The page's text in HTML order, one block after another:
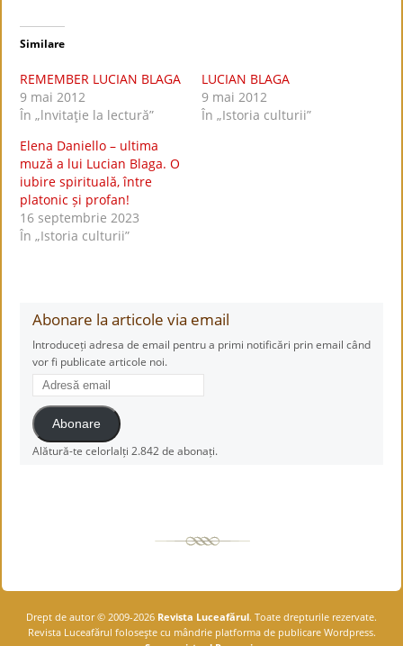
Similare
REMEMBER LUCIAN BLAGA
9 mai 2012
În „lnvitaţie la lectură”
LUCIAN BLAGA
9 mai 2012
În „Istoria culturii”
Elena Daniello – ultima
muză a lui Lucian Blaga. O
iubire spirituală, între
platonic și profan!
16 septembrie 2023
În „Istoria culturii”
Abonare la articole via email
Introduceți adresa de email pentru a primi notificări prin email când
vor fi publicate articole noi.
Adresă
email
Abonare
Alătură-te celorlalți 2.842 de abonați.
Drept de autor © 2009-2026 Revista Luceafărul. Toate drepturile rezervate.
Revista Luceafărul foloseşte cu mândrie platforma de publicare Wordpress.